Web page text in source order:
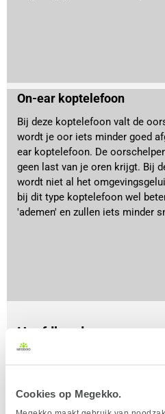
Cookies op Megekko.
On-ear koptelefoon
Bij deze koptelefoon valt de
wordt je oor iets minder goed
ear koptelefoon. De
geen last van je oren krijgt. Bij
wordt niet al het
bij dit type koptelefoon wel
'ademen' en zullen iets minder
Hoofdband
Er zijn twee verschillende
een vaste hoofdband en een
met je hoofd wat het